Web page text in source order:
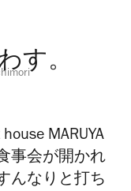
す。
MARUYA
事会が開かれ
んなりと打ち